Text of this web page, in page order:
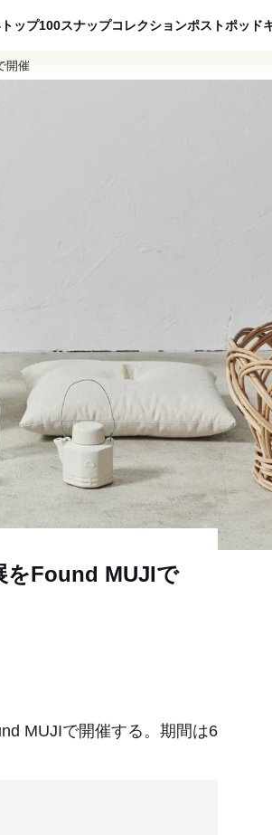
トップ100スナップコレクションポストポッド
開催
をFound MUJIで
MUJIで開催する。期間は6